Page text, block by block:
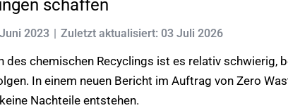
schaffen
2023 Zuletzt aktualisiert: 03 Juli 2026
des chemischen Recyclings ist es relativ schwierig,
In einem neuen Bericht im Auftrag von Zero
Nachteile entstehen.